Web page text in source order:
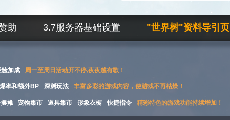
助 3.7服务器基础设置 "世界树"资料导引页
加成 周一至周日活动开不停,夜夜越有歌！
爆率和额外BP 深渊玩法 丰富多彩的游戏内容，使游戏不再枯燥！
摊 宠物集市 道具集市 形象衣橱 快捷指令 精彩特色的游戏功能持续增加！